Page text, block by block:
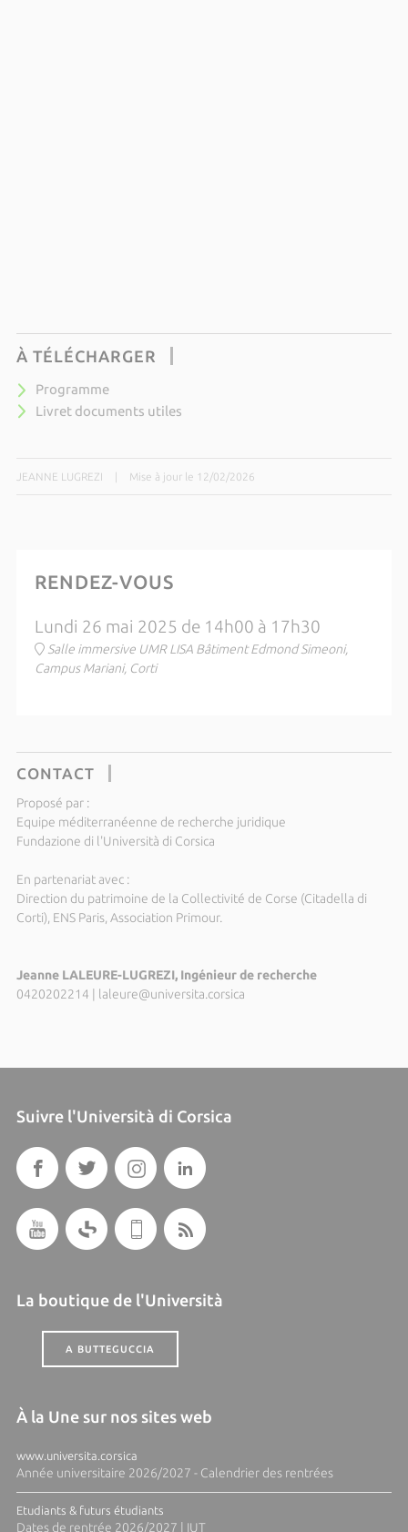
À TÉLÉCHARGER
Programme
Livret documents utiles
JEANNE LUGREZI Mise à jour le 12/02/2026
RENDEZ-VOUS
Lundi 26 mai 2025 de 14h00 à 17h30
Salle immersive UMR LISA Bâtiment Edmond Simeoni,
Campus Mariani, Corti
CONTACT
Proposé par :
Equipe méditerranéenne de recherche juridique
Fundazione di l'Università di Corsica
En partenariat avec :
Direction du patrimoine de la Collectivité de Corse (Citadella di
Corti), ENS Paris, Association Primour.
Jeanne LALEURE-LUGREZI, Ingénieur de recherche
0420202214
laleure@universita.corsica
Suivre l'Università di Corsica
La boutique de l'Università
A BUTTEGUCCIA
À la Une sur nos sites web
www.universita.corsica
Année universitaire 2026/2027 - Calendrier des rentrées
Etudiants & futurs étudiants
Dates de rentrée 2026/2027 | IUT